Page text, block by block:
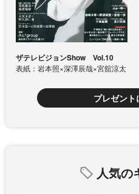
ザテレビジョンShow Vol.10
表紙：岩本照×深澤辰哉×宮舘涼太
プレゼント
人気の